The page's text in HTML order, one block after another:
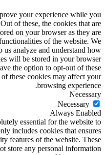
your experience while you
of these, the cookies that are
on your browser as they are
of the website. We
us analyze and understand how
will be stored in your browser
the option to opt-out of these
these cookies may affect your
browsing experience.
Necessary
Necessary
Always Enabled
essential for the website to
includes cookies that ensures
features of the website. These
store any personal information.